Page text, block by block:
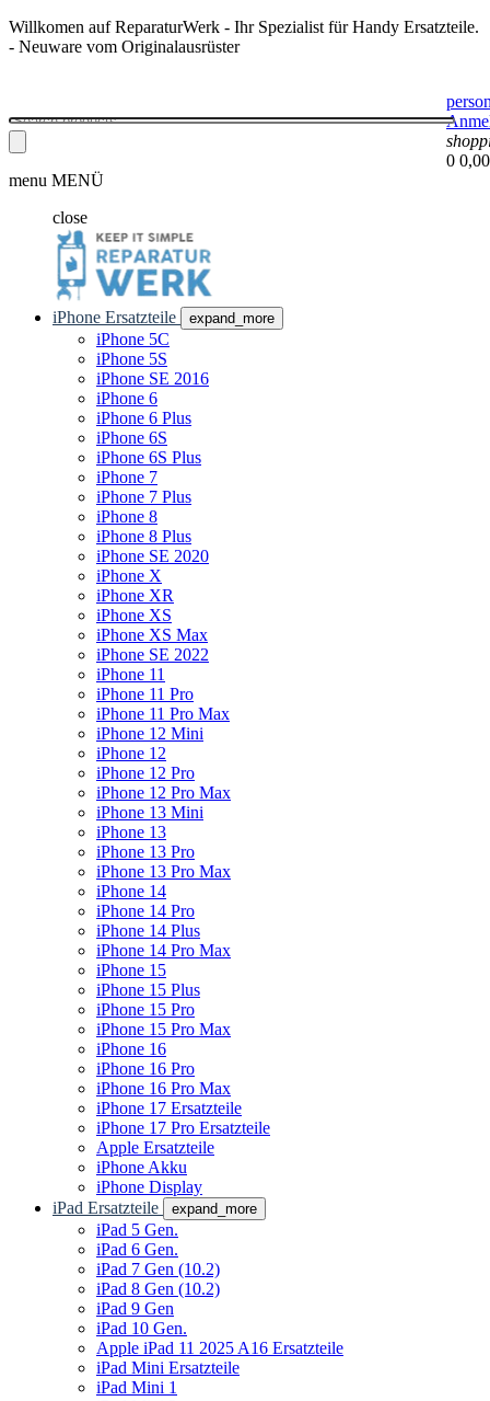
Willkomen auf ReparaturWerk - Ihr Spezialist für Handy Ersatzteile.
- Neuware vom Originalausrüster
0
menu MENÜ
close
iPhone Ersatzteile expand_more
iPhone 5C
iPhone 5S
iPhone SE 2016
iPhone 6
iPhone 6 Plus
iPhone 6S
iPhone 6S Plus
iPhone 7
iPhone 7 Plus
iPhone 8
iPhone 8 Plus
iPhone SE 2020
iPhone X
iPhone XR
iPhone XS
iPhone XS Max
iPhone SE 2022
iPhone 11
iPhone 11 Pro
iPhone 11 Pro Max
iPhone 12 Mini
iPhone 12
iPhone 12 Pro
iPhone 12 Pro Max
iPhone 13 Mini
iPhone 13
iPhone 13 Pro
iPhone 13 Pro Max
iPhone 14
iPhone 14 Pro
iPhone 14 Plus
iPhone 14 Pro Max
iPhone 15
iPhone 15 Plus
iPhone 15 Pro
iPhone 15 Pro Max
iPhone 16
iPhone 16 Pro
iPhone 16 Pro Max
iPhone 17 Ersatzteile
iPhone 17 Pro Ersatzteile
Apple Ersatzteile
iPhone Akku
iPhone Display
iPad Ersatzteile
expand_more
iPad 5 Gen.
iPad 6 Gen.
iPad 7 Gen (10.2)
iPad 8 Gen (10.2)
iPad 9 Gen
iPad 10 Gen.
Apple iPad 11 2025 A16 Ersatzteile
iPad Mini Ersatzteile
iPad Mini 1